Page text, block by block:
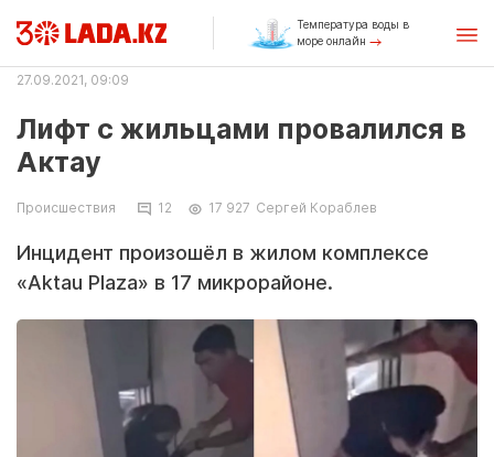
Температура воды в
море онлайн
27.09.2021, 09:09
Лифт с жильцами провалился в
Актау
Происшествия 12 17 927 Сергей Кораблев
Инцидент произошёл в жилом комплексе
«Aktau Plaza» в 17 микрорайоне.